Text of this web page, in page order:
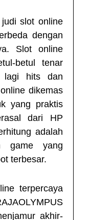
slot online
dengan
Slot online
betul tenar
lagi hits dan
dikemas
yang praktis
dari HP
adalah
game yang
terbesar.
terpercaya
akhir-